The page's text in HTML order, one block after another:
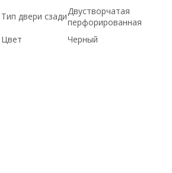
Тип двери сзади Двустворчатая
перфорированная
Цвет
Черный